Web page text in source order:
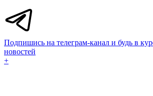
Подпишись на телеграм-канал и будь в
новостей
+